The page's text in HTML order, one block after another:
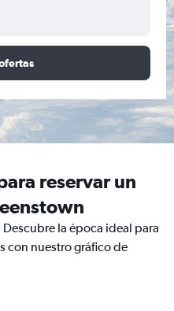
reservar un
la época ideal para
con nuestro gráfico de